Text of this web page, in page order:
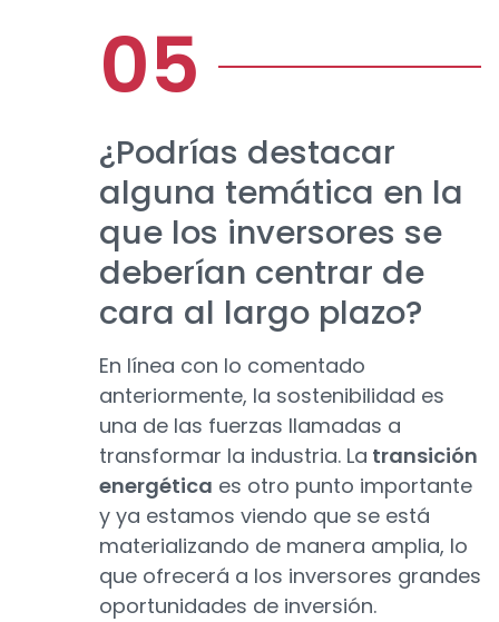
¿Podrías destacar
alguna temática en la
que los inversores se
deberían centrar de
cara al largo plazo?
En línea con lo comentado
anteriormente, la sostenibilidad es
una de las fuerzas llamadas a
transformar la industria. La transición
energética es otro punto importante
y ya estamos viendo que se está
materializando de manera amplia, lo
que ofrecerá a los inversores grandes
oportunidades de inversión.